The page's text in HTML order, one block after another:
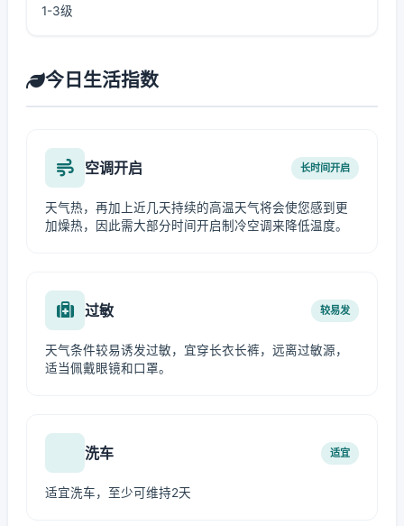
1-3级
今日生活指数
空调开启 长时间开启
天气热，再加上近几天持续的高温天气将会使您感到更
加燥热，因此需大部分时间开启制冷空调来降低温度。
过敏 较易发
天气条件较易诱发过敏，宜穿长衣长裤，远离过敏源，
适当佩戴眼镜和口罩。
洗车 适宜
适宜洗车，至少可维持2天